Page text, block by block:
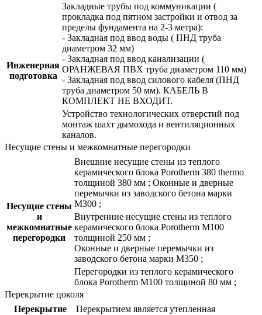
Инженерная
подготовка
Закладные трубы под коммуникации (
прокладка под пятном застройки и отвод за
пределы фундамента на 2-3 метра):
- Закладная под ввод воды ( ПНД труба
диаметром 32 мм)
- Закладная под ввод канализации (
ОРАНЖЕВАЯ ПВХ труба диаметром 110 мм)
- Закладная под ввод силового кабеля (ПНД
труба диаметром 50 мм). КАБЕЛЬ В
КОМПЛЕКТ НЕ ВХОДИТ.
Устройство технологических отверстий под
монтаж шахт дымохода и вентиляционных
каналов.
Несущие стены и межкомнатные перегородки
Несущие стены
и
межкомнатные
перегородки
Внешние несущие стены из теплого
керамического блока Porotherm 380 thermo
толщиной 380 мм ; Оконные и дверные
перемычки из заводского бетона марки
М300 ;
Внутренние несущие стены из теплого
керамического блока Porotherm М100
толщиной 250 мм ;
Оконные и дверные перемычки из
заводского бетона марки М350 ;
Перегородки из теплого керамического
блока Porotherm М100 толщиной 80 мм ;
Перекрытие цоколя
Перекрытие
Перекрытием является утепленная